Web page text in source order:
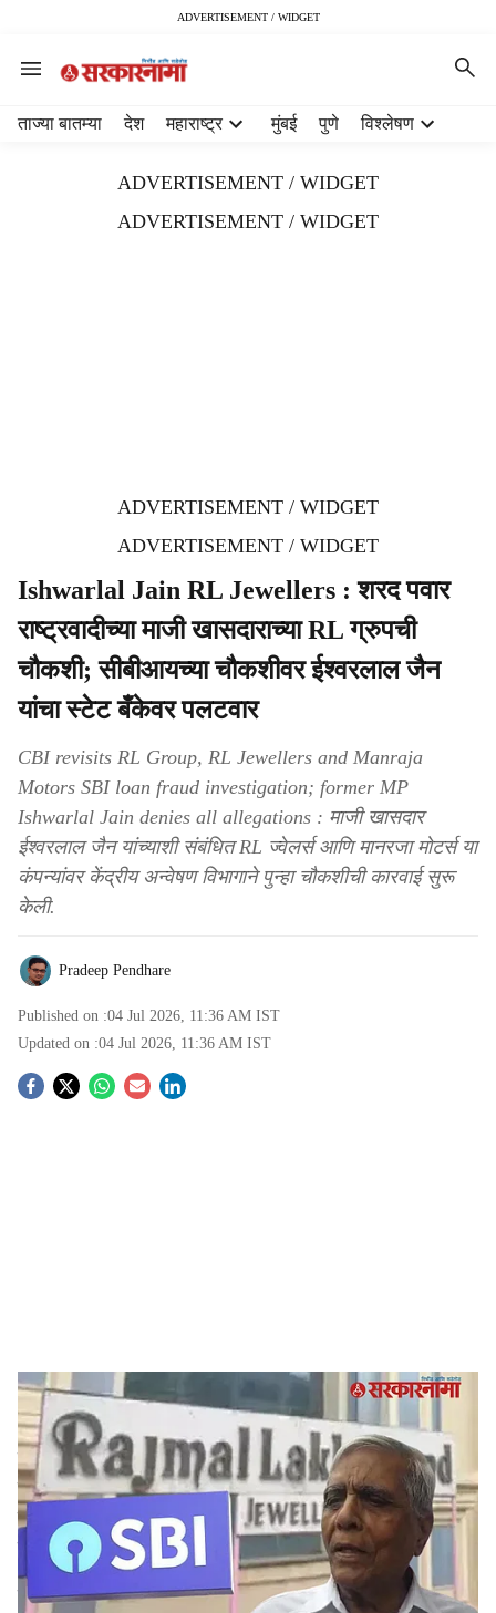
ADVERTISEMENT / WIDGET
ताज्या बातम्या देश महाराष्ट्र मुंबई पुणे विश्लेषण
ADVERTISEMENT / WIDGET
ADVERTISEMENT / WIDGET
ADVERTISEMENT / WIDGET
ADVERTISEMENT / WIDGET
Ishwarlal Jain RL Jewellers : शरद पवार
राष्ट्रवादीच्या माजी खासदाराच्या RL ग्रुपची
चौकशी; सीबीआयच्या चौकशीवर ईश्वरलाल जैन
यांचा स्टेट बँकेवर पलटवार
CBI revisits RL Group, RL Jewellers and Manraja
Motors SBI loan fraud investigation; former MP
Ishwarlal Jain denies all allegations : माजी खासदार
ईश्वरलाल जैन यांच्याशी संबंधित RL ज्वेलर्स आणि मानरजा मोटर्स या
कंपन्यांवर केंद्रीय अन्वेषण विभागाने पुन्हा चौकशीची कारवाई सुरू
केली.
Pradeep Pendhare
Published on :04 Jul 2026, 11:36 AM IST
Updated on :04 Jul 2026, 11:36 AM IST
S
h
a
r
e
Ishwarlal Jain RL Jewellers
Jalgaon News :
जळगावातील उद्योगपती आणि शरद पवार यांच्या
राष्ट्रवादी काँग्रेसचे माजी खासदार ईश्वरलाल जैन यांच्याशी संबंधित
राजमल लखीचंद (RL) ग्रुप, RL ज्वेलर्स आणि मानरजा मोटर्स या
कंपन्यांवर केंद्रीय अन्वेषण विभागाने (CBI) पुन्हा चौकशीची कारवाई
सुरू केली आहे.
चार वर्षांपूर्वी नोंद झालेल्या बँक कर्ज गैरव्यवहार प्रकरणात काल